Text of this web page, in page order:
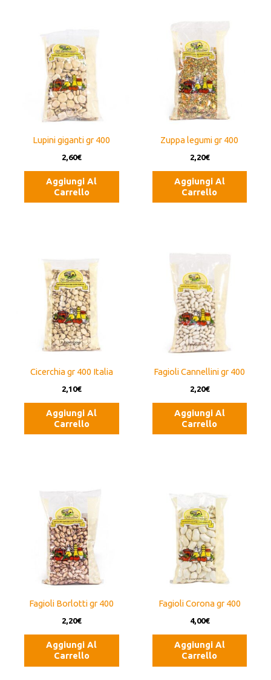
Lupini giganti gr 400
2,60€
Aggiungi Al
Carrello
Zuppa legumi gr 400
2,20€
Aggiungi Al
Carrello
Cicerchia gr 400 Italia
2,10€
Aggiungi Al
Carrello
Fagioli Cannellini gr 400
2,20€
Aggiungi Al
Carrello
Fagioli Borlotti gr 400
2,20€
Aggiungi Al
Carrello
Fagioli Corona gr 400
4,00€
Aggiungi Al
Carrello